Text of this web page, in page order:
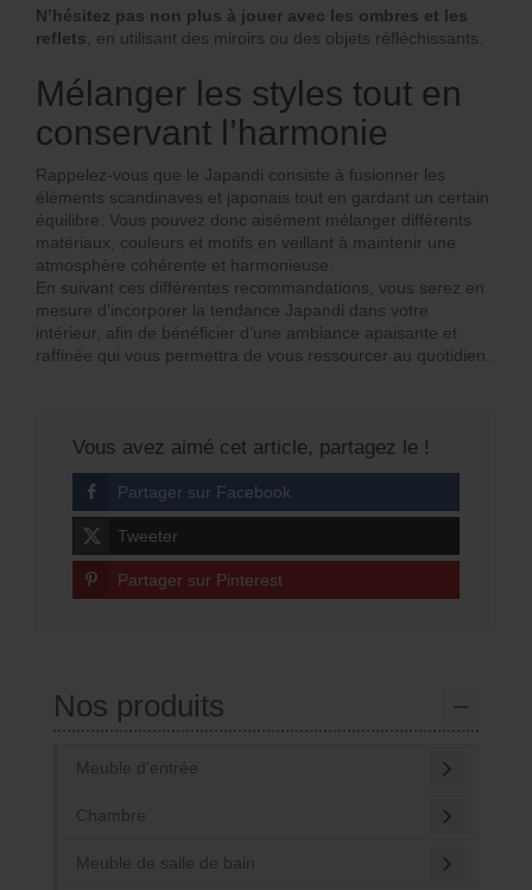
N’hésitez pas non plus à jouer avec les ombres et les
reflets , en utilisant des miroirs ou des objets réfléchissants.
Mélanger les styles tout en
conservant l’harmonie
Rappelez-vous que le Japandi consiste à fusionner les
éléments scandinaves et japonais tout en gardant un certain
équilibre. Vous pouvez donc aisément mélanger différents
matériaux, couleurs et motifs en veillant à maintenir une
atmosphère cohérente et harmonieuse.
En suivant ces différentes recommandations, vous serez en
mesure d’incorporer la tendance Japandi dans votre
intérieur, afin de bénéficier d’une ambiance apaisante et
raffinée qui vous permettra de vous ressourcer au quotidien.
Vous avez aimé cet article, partagez le !
Partager sur Facebook
Tweeter
Partager sur Pinterest
Nos produits
Meuble d'entrée
Chambre
Meuble de salle de bain